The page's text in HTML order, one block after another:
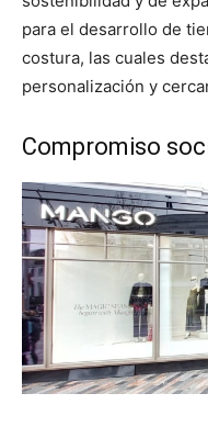
para el desarrollo de
costura, las cuales
personalización y
Compromiso